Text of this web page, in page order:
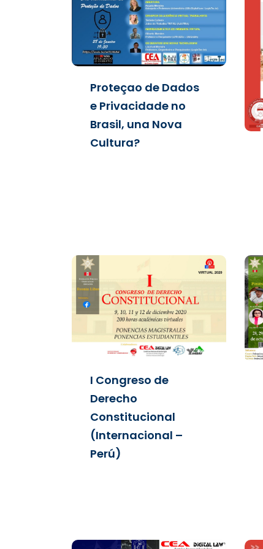
Proteçao de Dados
e Privacidade no
Brasil, una Nova
Cultura?
I Congreso de
Derecho
Constitucional
(Internacional –
Perú)